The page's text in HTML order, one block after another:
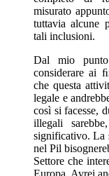
misurato
tuttavia alcune
tali inclusioni.
Dal mio
considerare ai
che questa
legale e
così si facesse,
illegali
significativo. La
nel Pil
Settore che
Europa. Avrei